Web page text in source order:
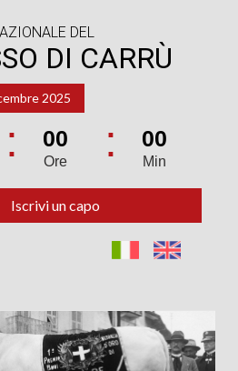
DEL
DI CARRÙ
2025
00
Ore
00
Min
Iscrivi un capo